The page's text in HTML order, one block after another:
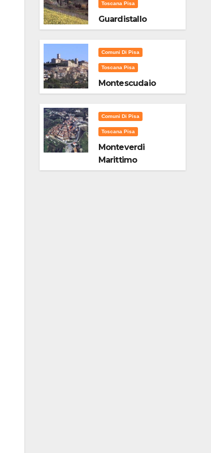
Toscana Pisa
Guardistallo
Comuni Di Pisa
Toscana Pisa
Montescudaio
Comuni Di Pisa
Toscana Pisa
Monteverdi
Marittimo